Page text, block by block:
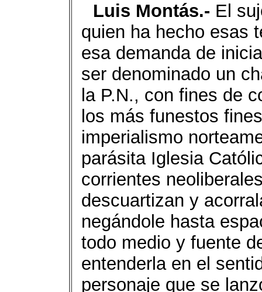
Luis Montás.- El
quien ha hecho esas
esa demanda de
ser denominado un
la P.N., con fines de
los más funestos
imperialismo
parásita Iglesia
corrientes
descuartizan y
negándole hasta
todo medio y fuente
entenderla en el
personaje que se